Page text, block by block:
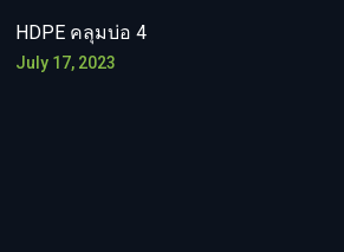
HDPE คลุมบ่อ 4
July 17, 2023